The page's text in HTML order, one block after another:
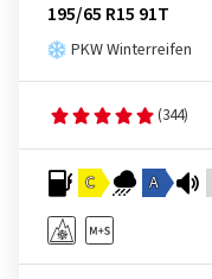
195/65 R15 91T
PKW Winterreifen
(344)
C A